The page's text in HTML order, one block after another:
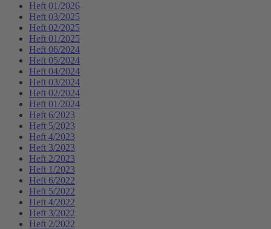
Heft 01/2026
Heft 03/2025
Heft 02/2025
Heft 01/2025
Heft 06/2024
Heft 05/2024
Heft 04/2024
Heft 03/2024
Heft 02/2024
Heft 01/2024
Heft 6/2023
Heft 5/2023
Heft 4/2023
Heft 3/2023
Heft 2/2023
Heft 1/2023
Heft 6/2022
Heft 5/2022
Heft 4/2022
Heft 3/2022
Heft 2/2022